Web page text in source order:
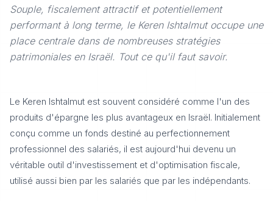
Souple, fiscalement attractif et potentiellement
performant à long terme, le Keren Ishtalmut occupe une
place centrale dans de nombreuses stratégies
patrimoniales en Israël. Tout ce qu'il faut savoir.
Le Keren Ishtalmut est souvent considéré comme l'un des
produits d'épargne les plus avantageux en Israël. Initialement
conçu comme un fonds destiné au perfectionnement
professionnel des salariés, il est aujourd'hui devenu un
véritable outil d'investissement et d'optimisation fiscale,
utilisé aussi bien par les salariés que par les indépendants.